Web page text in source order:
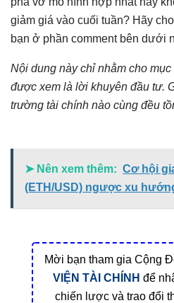
giảm giá vào cuối tuần? Hãy
bạn ở phần comment bên dưới
Nội dung này chỉ nhằm cho
được xem là lời khuyên đầu tư.
trường tài chính nào cùng đều
➤ Nên xem thêm: Cơ hội
(ETH/USD) ngược xu
Mời bạn tham gia Cộng
VIỆN TÀI CHÍNH để
chiến lược và trao đổi